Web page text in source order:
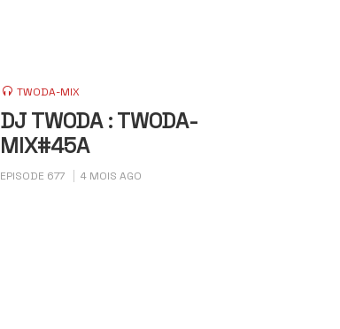
TWODA-MIX
DJ TWODA : TWODA-
MIX#45A
EPISODE 677 4 MOIS AGO